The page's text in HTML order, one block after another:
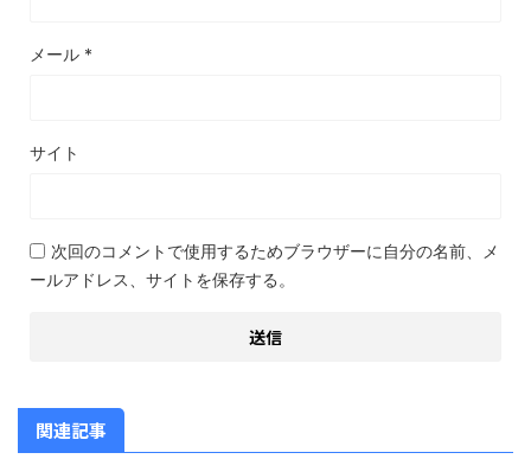
メール *
サイト
次回のコメントで使用するためブラウザーに自分の名前、メ
ールアドレス、サイトを保存する。
関連記事